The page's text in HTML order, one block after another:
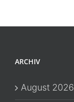
ARCHIV
August 2026